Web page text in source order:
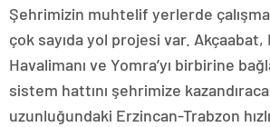
Şehrimizin muhtelif yerlerde
çok sayıda yol projesi var. Akçaabat,
Havalimanı ve Yomra’yı birbirine
sistem hattını şehrimize
uzunluğundaki Erzincan-Trabzon